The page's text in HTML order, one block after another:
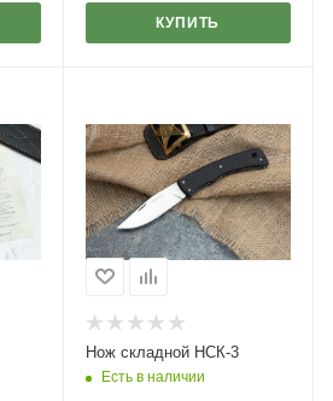
КУПИТЬ
Нож складной НСК-3
Есть в наличии